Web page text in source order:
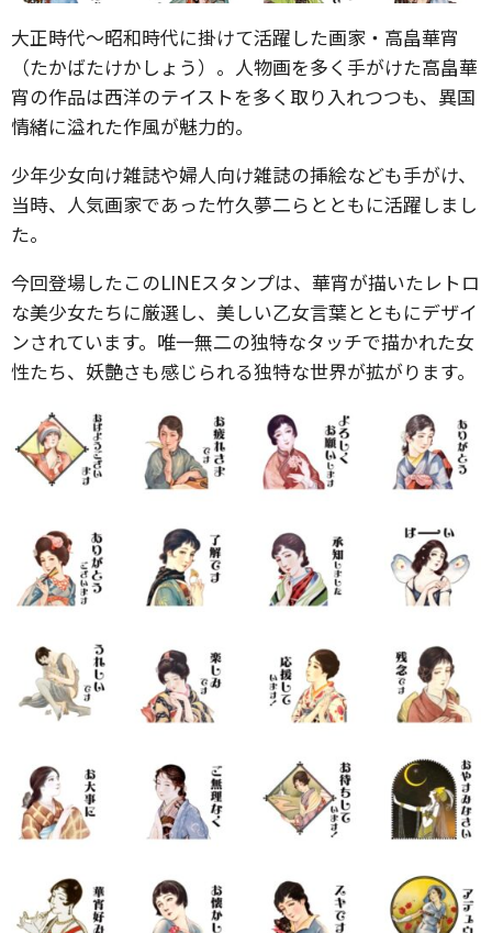
大正時代〜昭和時代に掛けて活躍した画家・高畠華宵
（たかばたけかしょう）。人物画を多く手がけた高畠華
宵の作品は西洋のテイストを多く取り入れつつも、異国
情緒に溢れた作風が魅力的。
少年少女向け雑誌や婦人向け雑誌の挿絵なども手がけ、
当時、人気画家であった竹久夢二らとともに活躍しまし
た。
今回登場したこのLINEスタンプは、華宵が描いたレトロ
な美少女たちに厳選し、美しい乙女言葉とともにデザイ
ンされています。唯一無二の独特なタッチで描かれた女
性たち、妖艶さも感じられる独特な世界が拡がります。